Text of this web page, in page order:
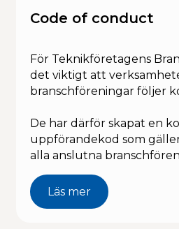
Code of conduct
För Teknikföretagens
det viktigt att
branschföreningar följer
De har därför skapat en
uppförandekod som
alla anslutna
Läs mer